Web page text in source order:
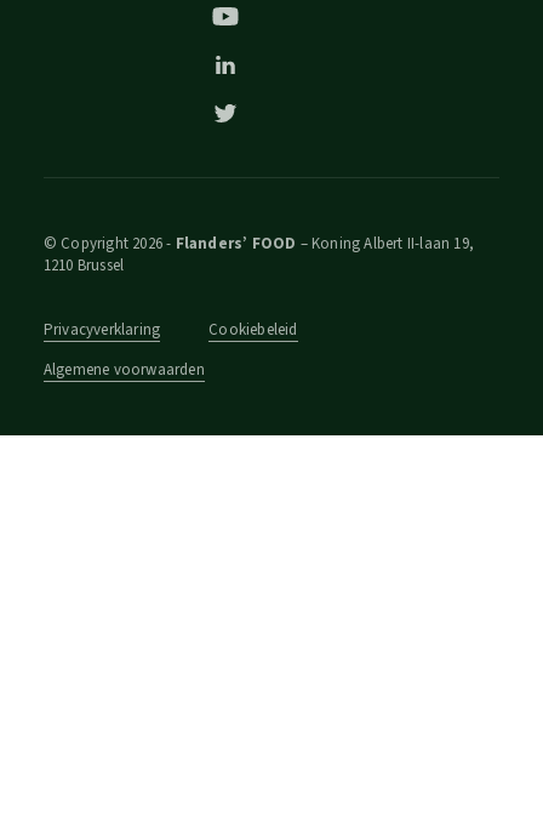
© Copyright 2026 - Flanders’ FOOD – Koning Albert II-laan 19,
1210 Brussel
Privacyverklaring
Cookiebeleid
Algemene voorwaarden